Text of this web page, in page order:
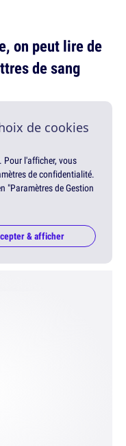
on peut lire de
de sang
de cookies
Pour l'afficher, vous
de confidentialité.
"Paramètres de Gestion
& afficher